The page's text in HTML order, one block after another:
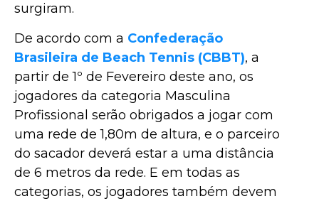
surgiram.
De acordo com a Confederação
Brasileira de Beach Tennis (CBBT), a
partir de 1º de Fevereiro deste ano, os
jogadores da categoria Masculina
Profissional serão obrigados a jogar com
uma rede de 1,80m de altura, e o parceiro
do sacador deverá estar a uma distância
de 6 metros da rede. E em todas as
categorias, os jogadores também devem